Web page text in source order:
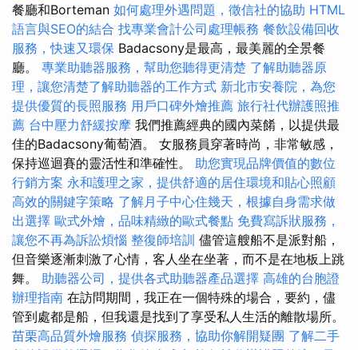
餐廳和Borteman 如何處理外遇問題，徵信社的協助 HTML
語言與SEO的結合 找專業會計公司處理帳務 餐飲設備回收
服務，快速又環保 Badacsony是最高，最美麗的全景餐
廳。 專業助聽器服務，幫助您聽得更清楚 了解助聽器原
理，讓您清楚了解助聽器的工作方式 新北市安養院，為您
提供優質的長照服務 用戶口碑外燴推薦 旅行社代辦護照推
薦 台中壓力舒緩按摩 我們推薦經典的國內菜餚，以提供最
佳的Badacsony葡萄酒。 女服務員穿著時尚，非常敏感，
保持巡迴賽的靈活性和準確性。 助您實現品牌價值的數位
行銷方案 永和護理之家，提供舒適的居住環境和貼心照顧
高效的關鍵字策略 了解月子中心住幾天，根據自身需求做
出選擇 歐式外燴，品味精緻的歐式餐點 免費寫訴狀服務，
讓您不再為訴訟煩惱 整復師培訓 儘管這艘船不是派對船，
但音樂逐漸刺激了心情，客人坐在坐著，而不是在地板上跳
舞。 助聽器公司，提供各式助聽器產品選擇 高雄的台胞證
辦理指南 在訪問期間，我正在一個特殊的場合，要約，儘
管到處都是船，但我還是找到了享受私人生活的離散場所。
苗栗高品質外燴服務 偵探服務，協助你解開疑團 了解二手